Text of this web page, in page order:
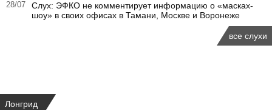
28/07
Слух: ЭФКО не комментирует информацию о «масках-
шоу» в своих офисах в Тамани, Москве и Воронеже
все слухи
Лонгрид